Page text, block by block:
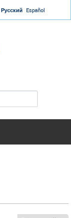
Русский Español